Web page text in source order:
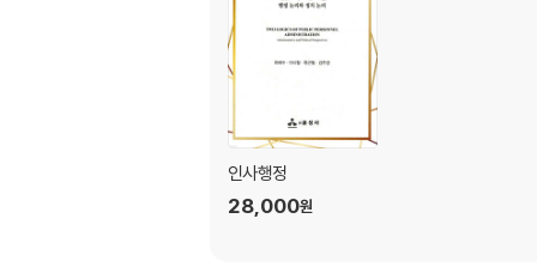
4. 데이터 분포
5. 범주형 변수의 빈도와 비율 분석
6. 기초 통계 분석 종합 실습
제6장 데이터 시각화
1. 데이터 시각화 의미와 개념
2. 범주형 자료 시각화
3. 연속형 자료 시각화
인사행정
28,000원